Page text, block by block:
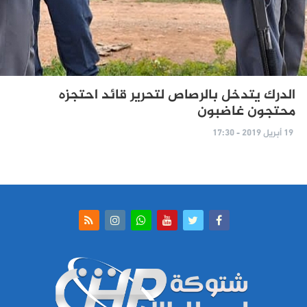
الدرك يتدخل بالرصاص لتحرير قائد احتجزه
محتجون غاضبون
19 أبريل 2019 - 17:30